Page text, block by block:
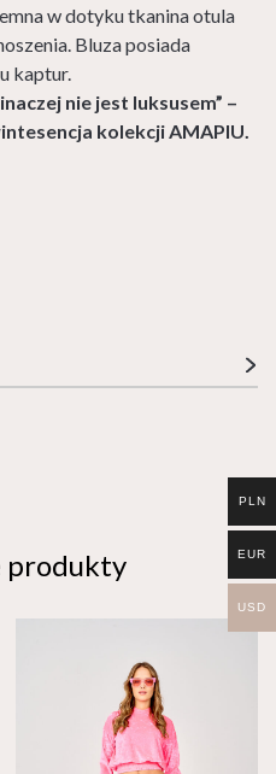
w dotyku tkanina otula
Bluza posiada
kaptur.
nie jest luksusem” –
kolekcji AMAPIU.
produkty
PLN
EUR
USD